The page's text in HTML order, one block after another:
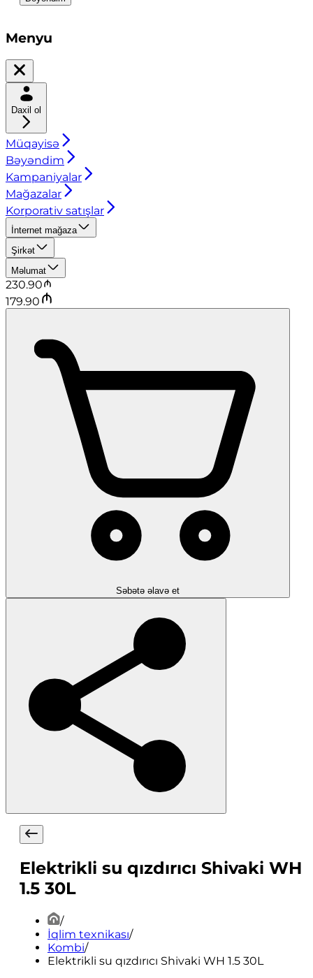
Menyu
Daxil ol
Müqayisə
Bəyəndim
Kampaniyalar
Mağazalar
Korporativ satışlar
İnternet mağaza
Şirkət
Məlumat
230.90
179.90
Səbətə əlavə et
Elektrikli su qızdırıcı Shivaki WH
1.5 30L
/
İqlim texnikası/
Kombi/
Elektrikli su qızdırıcı Shivaki WH 1.5 30L